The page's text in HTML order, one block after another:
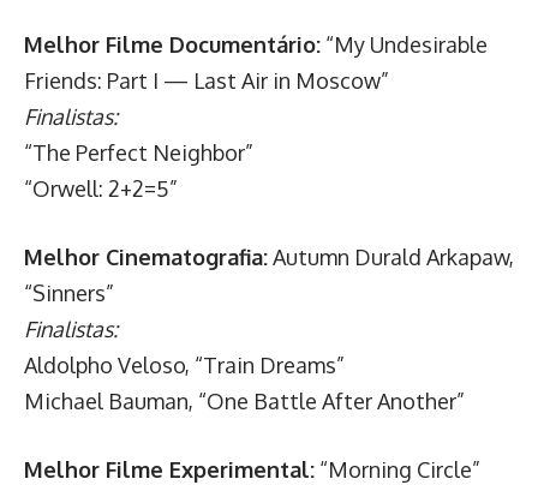
Melhor Filme Documentário: “My Undesirable
Friends: Part I — Last Air in Moscow”
Finalistas:
“The Perfect Neighbor”
“Orwell: 2+2=5”
Melhor Cinematografia:Autumn Durald Arkapaw,
“Sinners”
Finalistas:
Aldolpho Veloso, “Train Dreams”
Michael Bauman, “One Battle After Another”
Melhor Filme Experimental: “Morning Circle”